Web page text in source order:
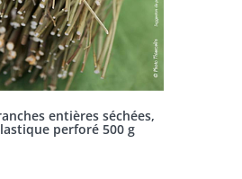
entières séchées,
perforé 500 g